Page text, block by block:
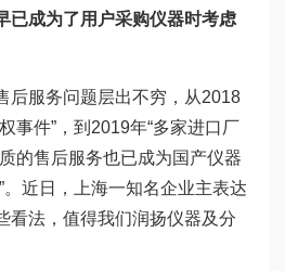
已成为了用户采购仪器时考虑
后服务问题层出不穷，从2018
事件”，到2019年“多家进口厂
的售后服务也已成为国产仪器
。近日，上海一知名企业主表达
看法，值得我们润扬仪器及分